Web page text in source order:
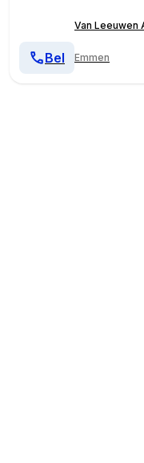
Van Leeuwen
Emmen
Bel